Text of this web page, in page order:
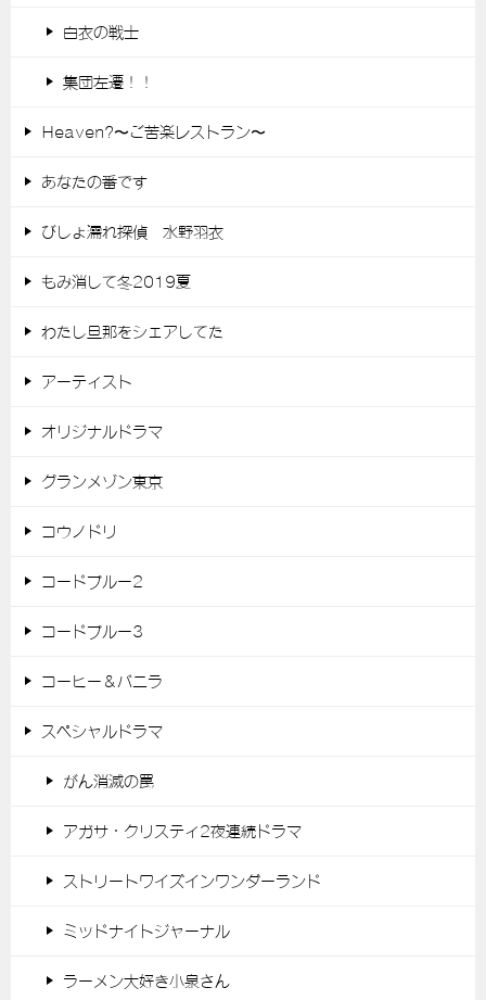
白衣の戦士
集団左遷！！
Heaven?〜ご苦楽レストラン〜
あなたの番です
びしょ濡れ探偵 水野羽衣
もみ消して冬2019夏
わたし旦那をシェアしてた
アーティスト
オリジナルドラマ
グランメゾン東京
コウノドリ
コードブルー2
コードブルー3
コーヒー＆バニラ
スペシャルドラマ
がん消滅の罠
アガサ・クリスティ2夜連続ドラマ
ストリートワイズインワンダーランド
ミッドナイトジャーナル
ラーメン大好き小泉さん